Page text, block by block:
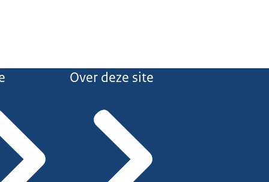
Over deze site